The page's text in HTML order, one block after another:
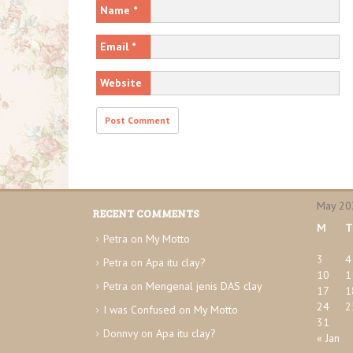
Name *
Email *
Website
RECENT COMMENTS
Petra on My Motto
Petra on Apa itu clay?
Petra on Mengenal jenis DAS clay
I was Confused on My Motto
Donnvy on Apa itu clay?
May
M
T
« Jan
3
4
10
17
24
31